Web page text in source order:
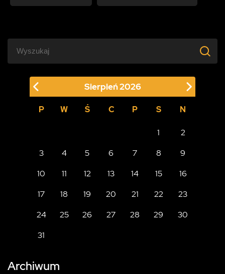
Sierpień2026
P W Ś C P S N
1
2
3
4 5 6 7 8
9
10
11 12 13 14 15
16
17
18 19 20 21 22
23
24
25 26 27 28 29
30
31
Archiwum